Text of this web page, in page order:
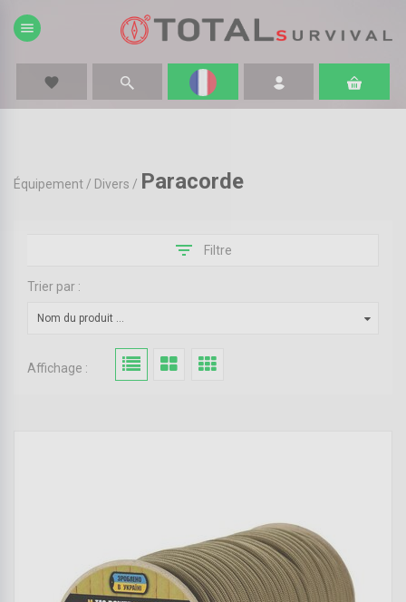
menu
favorite
Équipement / Divers / Paracorde
filter_list Filtre
Trier par :
Nom du produit ...
Affichage :